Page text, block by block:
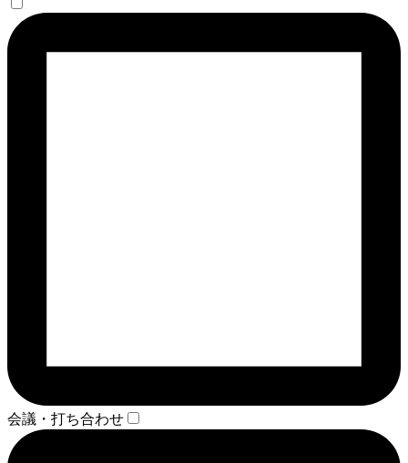
会議・打ち合わせ